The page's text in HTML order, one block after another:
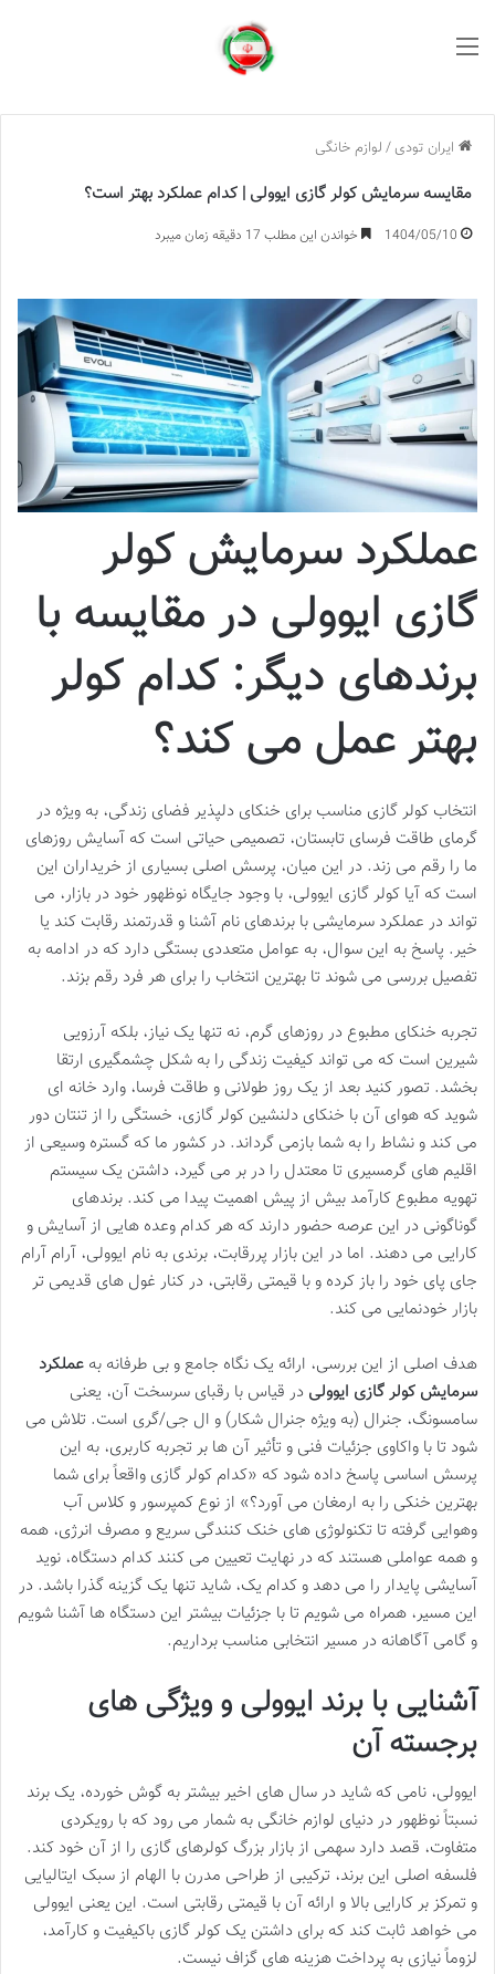
ایران تودی / لوازم خانگی
مقایسه سرمایش کولر گازی ایوولی | کدام عملکرد بهتر است؟
1404/05/10 خواندن این مطلب 17 دقیقه زمان میبرد
عملکرد سرمایش کولر
گازی ایوولی در مقایسه با
برندهای دیگر: کدام کولر
بهتر عمل می کند؟
انتخاب کولر گازی مناسب برای خنکای دلپذیر فضای زندگی، به ویژه در
گرمای طاقت فرسای تابستان، تصمیمی حیاتی است که آسایش روزهای
ما را رقم می زند. در این میان، پرسش اصلی بسیاری از خریداران این
است که آیا کولر گازی ایوولی، با وجود جایگاه نوظهور خود در بازار، می
تواند در عملکرد سرمایشی با برندهای نام آشنا و قدرتمند رقابت کند یا
خیر. پاسخ به این سوال، به عوامل متعددی بستگی دارد که در ادامه به
تفصیل بررسی می شوند تا بهترین انتخاب را برای هر فرد رقم بزند.
تجربه خنکای مطبوع در روزهای گرم، نه تنها یک نیاز، بلکه آرزویی
شیرین است که می تواند کیفیت زندگی را به شکل چشمگیری ارتقا
بخشد. تصور کنید بعد از یک روز طولانی و طاقت فرسا، وارد خانه ای
شوید که هوای آن با خنکای دلنشین کولر گازی، خستگی را از تنتان دور
می کند و نشاط را به شما بازمی گرداند. در کشور ما که گستره وسیعی از
اقلیم های گرمسیری تا معتدل را در بر می گیرد، داشتن یک سیستم
تهویه مطبوع کارآمد بیش از پیش اهمیت پیدا می کند. برندهای
گوناگونی در این عرصه حضور دارند که هر کدام وعده هایی از آسایش و
کارایی می دهند. اما در این بازار پررقابت، برندی به نام ایوولی، آرام آرام
جای پای خود را باز کرده و با قیمتی رقابتی، در کنار غول های قدیمی تر
بازار خودنمایی می کند.
هدف اصلی از این بررسی، ارائه یک نگاه جامع و بی طرفانه به عملکرد
سرمایش کولر گازی ایوولی در قیاس با رقبای سرسخت آن، یعنی
سامسونگ، جنرال (به ویژه جنرال شکار) و ال جی/گری است. تلاش می
شود تا با واکاوی جزئیات فنی و تأثیر آن ها بر تجربه کاربری، به این
پرسش اساسی پاسخ داده شود که «کدام کولر گازی واقعاً برای شما
بهترین خنکی را به ارمغان می آورد؟» از نوع کمپرسور و کلاس آب
وهوایی گرفته تا تکنولوژی های خنک کنندگی سریع و مصرف انرژی، همه
و همه عواملی هستند که در نهایت تعیین می کنند کدام دستگاه، نوید
آسایشی پایدار را می دهد و کدام یک، شاید تنها یک گزینه گذرا باشد. در
این مسیر، همراه می شویم تا با جزئیات بیشتر این دستگاه ها آشنا شویم
و گامی آگاهانه در مسیر انتخابی مناسب برداریم.
آشنایی با برند ایوولی و ویژگی های
برجسته آن
ایوولی، نامی که شاید در سال های اخیر بیشتر به گوش خورده، یک برند
نسبتاً نوظهور در دنیای لوازم خانگی به شمار می رود که با رویکردی
متفاوت، قصد دارد سهمی از بازار بزرگ کولرهای گازی را از آن خود کند.
فلسفه اصلی این برند، ترکیبی از طراحی مدرن با الهام از سبک ایتالیایی
و تمرکز بر کارایی بالا و ارائه آن با قیمتی رقابتی است. این یعنی ایوولی
می خواهد ثابت کند که برای داشتن یک کولر گازی باکیفیت و کارآمد،
لزوماً نیازی به پرداخت هزینه های گزاف نیست.